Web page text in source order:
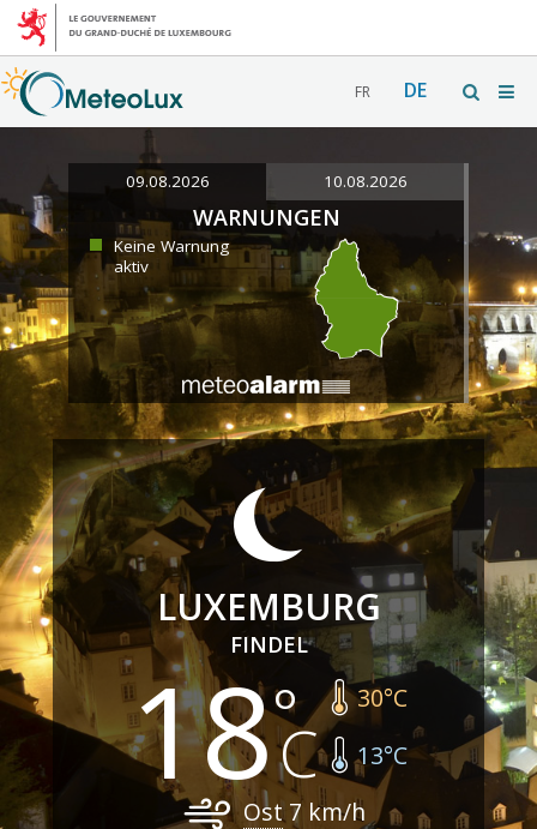
FR DE
09.08.2026 10.08.2026
WARNUNGEN
Keine Warnung
aktiv
LUXEMBURG
FINDEL
18 30°C
13°C
Ost7 km/h